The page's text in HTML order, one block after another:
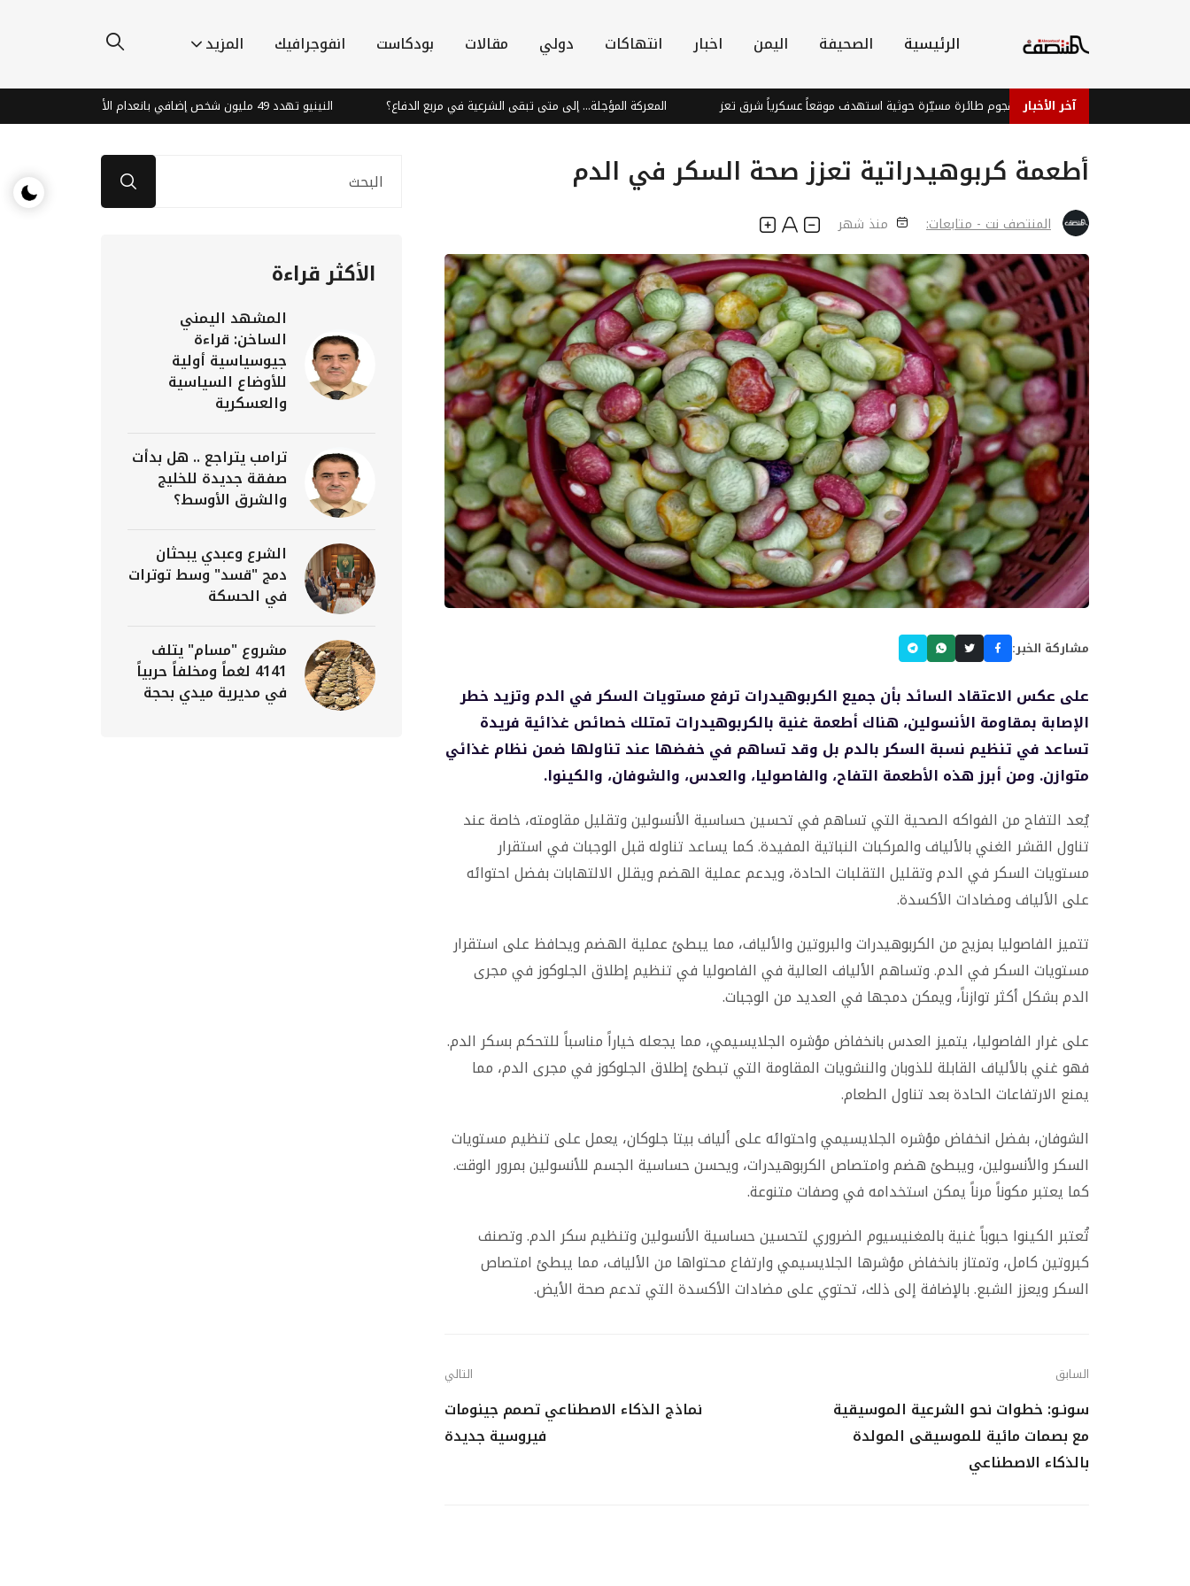
الرئيسية الصحيفة اليمن اخبار انتهاكات دولي مقالات بودكاست انفوجرافيك المزيد
آخر الأخبار
إصابة ثلاثة جنود في هجوم طائرة مسيّرة حوثية استهدف موقعاً عسكرياً شرق تعز المعركة المؤجلة... إلى متى تبقى الشرعية في مربع الدفاع؟ النينيو تهدد 49 مليون شخص إضافي بانعدام الأمن الغذائي بحلول نهاية 2027
أطعمة كربوهيدراتية تعزز صحة السكر في الدم
المنتصف نت - متابعات: منذ شهر
مشاركة الخبر:
على عكس الاعتقاد السائد بأن جميع الكربوهيدرات ترفع مستويات السكر في الدم وتزيد خطر
الإصابة بمقاومة الأنسولين، هناك أطعمة غنية بالكربوهيدرات تمتلك خصائص غذائية فريدة
تساعد في تنظيم نسبة السكر بالدم بل وقد تساهم في خفضها عند تناولها ضمن نظام غذائي
متوازن. ومن أبرز هذه الأطعمة التفاح، والفاصوليا، والعدس، والشوفان، والكينوا.
يُعد التفاح من الفواكه الصحية التي تساهم في تحسين حساسية الأنسولين وتقليل مقاومته، خاصة عند
تناول القشر الغني بالألياف والمركبات النباتية المفيدة. كما يساعد تناوله قبل الوجبات في استقرار
مستويات السكر في الدم وتقليل التقلبات الحادة، ويدعم عملية الهضم ويقلل الالتهابات بفضل احتوائه
على الألياف ومضادات الأكسدة.
تتميز الفاصوليا بمزيج من الكربوهيدرات والبروتين والألياف، مما يبطئ عملية الهضم ويحافظ على استقرار
مستويات السكر في الدم. وتساهم الألياف العالية في الفاصوليا في تنظيم إطلاق الجلوكوز في مجرى
الدم بشكل أكثر توازناً، ويمكن دمجها في العديد من الوجبات.
على غرار الفاصوليا، يتميز العدس بانخفاض مؤشره الجلايسيمي، مما يجعله خياراً مناسباً للتحكم بسكر الدم.
فهو غني بالألياف القابلة للذوبان والنشويات المقاومة التي تبطئ إطلاق الجلوكوز في مجرى الدم، مما
يمنع الارتفاعات الحادة بعد تناول الطعام.
الشوفان، بفضل انخفاض مؤشره الجلايسيمي واحتوائه على ألياف بيتا جلوكان، يعمل على تنظيم مستويات
السكر والأنسولين، ويبطئ هضم وامتصاص الكربوهيدرات، ويحسن حساسية الجسم للأنسولين بمرور الوقت.
كما يعتبر مكوناً مرناً يمكن استخدامه في وصفات متنوعة.
تُعتبر الكينوا حبوباً غنية بالمغنيسيوم الضروري لتحسين حساسية الأنسولين وتنظيم سكر الدم. وتصنف
كبروتين كامل، وتمتاز بانخفاض مؤشرها الجلايسيمي وارتفاع محتواها من الألياف، مما يبطئ امتصاص
السكر ويعزز الشبع. بالإضافة إلى ذلك، تحتوي على مضادات الأكسدة التي تدعم صحة الأيض.
السابق
سونـو: خطوات نحو الشرعية الموسيقية
مع بصمات مائية للموسيقى المولدة
بالذكاء الاصطناعي
التالي
نماذج الذكاء الاصطناعي تصمم جينومات
فيروسية جديدة
الأكثر قراءة
المشهد اليمني
الساخن: قراءة
جيوسياسية أولية
للأوضاع السياسية
والعسكرية
ترامب يتراجع .. هل بدأت
صفقة جديدة للخليج
والشرق الأوسط؟
الشرع وعبدي يبحثان
دمج "قسد" وسط توترات
في الحسكة
مشروع "مسام" يتلف
4141 لغماً ومخلفاً حربياً
في مديرية ميدي بحجة